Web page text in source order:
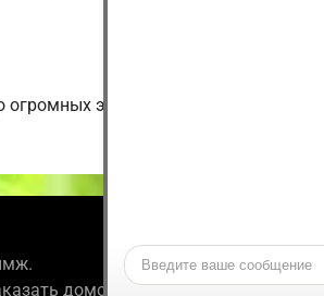
энергоэффективных
домокомплект.